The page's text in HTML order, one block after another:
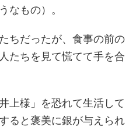
なもの）。
ちだったが、食事の前の
たちを見て慌てて手を合
上様」を恐れて生活して
ると褒美に銀が与えられ